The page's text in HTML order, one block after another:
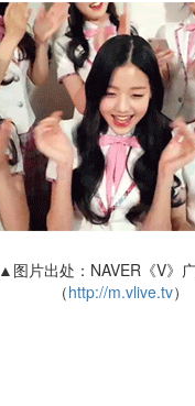
▲图片出处：NAVER《V》
（http://m.vlive.tv）